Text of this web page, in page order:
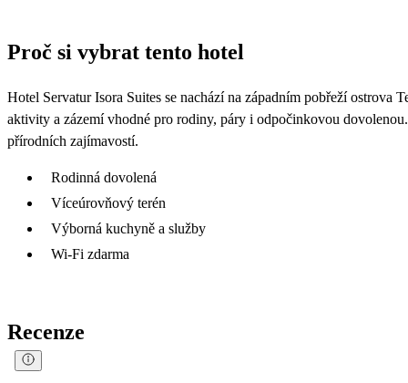
Proč si vybrat tento hotel
Hotel Servatur Isora Suites se nachází na západním pobřeží
aktivity a zázemí vhodné pro rodiny, páry i odpočinkovou
přírodních zajímavostí.
Rodinná dovolená
Víceúrovňový terén
Výborná kuchyně a služby
Wi-Fi zdarma
Recenze